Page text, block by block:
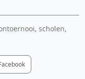
scholen,